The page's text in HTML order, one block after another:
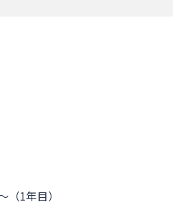
（1年目）